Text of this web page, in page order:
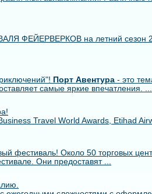
ФЕЙЕРВЕРКОВ на летний сезон
Порт Авентура - это
самые яркие впечатления. ...
Travel World Awards, Etihad
фестиваль! Около 50 торговых
Они предоставят ...